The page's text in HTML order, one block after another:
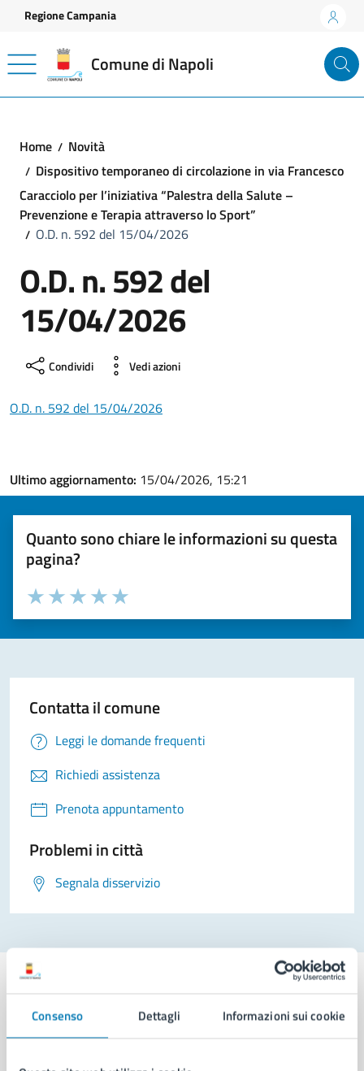
Consenso Dettagli Informazioni sui cookie
Vai ai contenuti
Vai al footer
Regione Campania
Comune di Napoli
Home
Novità
Dispositivo temporaneo di circolazione in via Francesco
Caracciolo per l’iniziativa “Palestra della Salute –
Prevenzione e Terapia attraverso lo Sport”
O.D. n. 592 del 15/04/2026
O.D. n. 592 del
15/04/2026
Condividi Vedi azioni
O.D. n. 592 del 15/04/2026
Ultimo aggiornamento: 15/04/2026, 15:21
Quanto sono chiare le informazioni su questa
pagina?
Valuta la chiarezza delle informazioni (da 1 a 5 stelle)
Seleziona il numero di stelle per valutare la chiarezza delle
Valuta 5 stelle su 5
Valuta 4 stelle su 5
Valuta 3 stelle su 5
Valuta 2 stelle su 5
Valuta 1 stelle su 5
Contatta il comune
Leggi le domande frequenti
Richiedi assistenza
Prenota appuntamento
Problemi in città
Segnala disservizio
Comune di Napoli